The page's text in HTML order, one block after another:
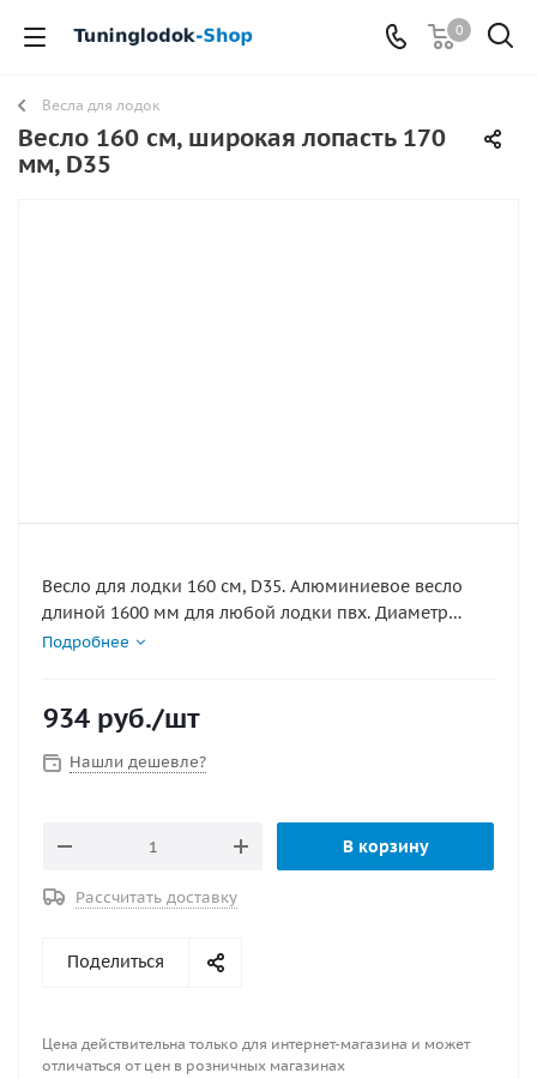
0
Весла для лодок
Весло 160 см, широкая лопасть 170
мм, D35
Весло для лодки 160 см, D35. Алюминиевое весло
длиной 1600 мм для любой лодки пвх. Диаметр
трубы 35 мм, конструкция разборная, лопасть 170 см
Подробнее
934 руб./шт
Нашли дешевле?
В корзину
Рассчитать доставку
Поделиться
Цена действительна только для интернет-магазина и может
отличаться от цен в розничных магазинах